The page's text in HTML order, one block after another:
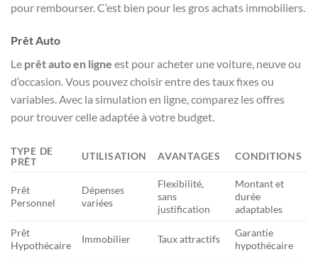
pour rembourser. C’est bien pour les gros achats immobiliers.
Prêt Auto
Le prêt auto en ligne est pour acheter une voiture, neuve ou
d’occasion. Vous pouvez choisir entre des taux fixes ou
variables. Avec la simulation en ligne, comparez les offres
pour trouver celle adaptée à votre budget.
TYPE DE
PRÊT
UTILISATION AVANTAGES CONDITIONS
Prêt
Personnel
Dépenses
variées
Flexibilité,
sans
justification
Montant et
durée
adaptables
Prêt
Hypothécaire
Immobilier Taux attractifs
Garantie
hypothécaire